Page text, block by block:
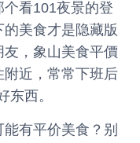
看101夜景的登
美食才是隐藏版
，象山美食平價
近，常常下班后
东西。
有平价美食？别